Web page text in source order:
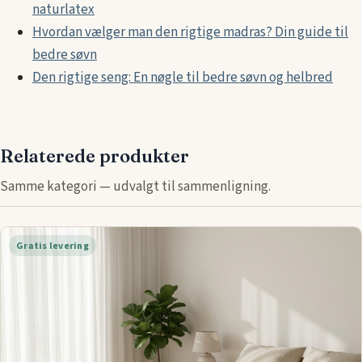
naturlatex
Hvordan vælger man den rigtige madras? Din guide til
bedre søvn
Den rigtige seng: En nøgle til bedre søvn og helbred
Relaterede produkter
Samme kategori — udvalgt til sammenligning.
Gratis levering